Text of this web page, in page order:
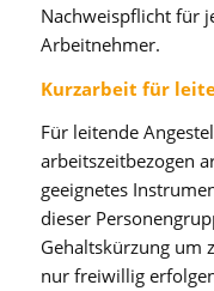
Nachweispflicht für
Arbeitnehmer.
Kurzarbeit für
Für leitende
arbeitszeitbezogen
geeignetes
dieser
Gehaltskürzung um
nur freiwillig